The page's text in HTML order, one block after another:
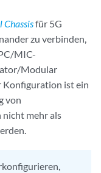
Chassisfür 5G
zu verbinden,
MIC-
Modular
Konfiguration ist ein
von
mehr als